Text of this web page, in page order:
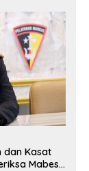
dan Kasat
Mabes